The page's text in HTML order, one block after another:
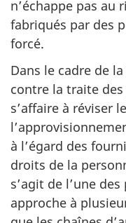
v
e
n
e
m
e
n
t
a
l
n’échappe pas au
fabriqués par des
forcé.
Dans le cadre de
contre la traite des
s’affaire à réviser
à l’égard des
droits de la
s’agit de l’une
approche à